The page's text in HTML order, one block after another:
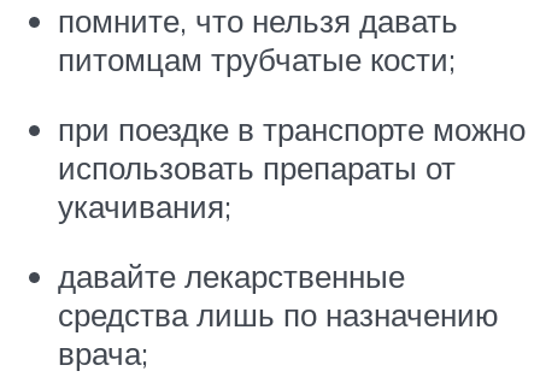
помните, что нельзя давать
питомцам трубчатые кости;
при поездке в транспорте можно
использовать препараты от
укачивания;
давайте лекарственные
средства лишь по назначению
врача;